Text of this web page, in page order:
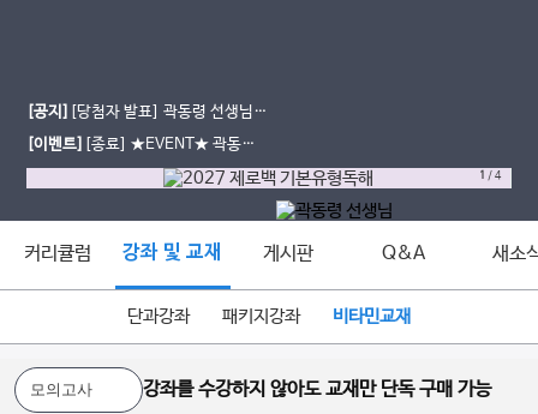
[공지] [당첨자 발표] 곽동령 선생님 6
월 모평 후기 이벤트
[이벤트] [종료] ★EVENT★ 곽동령
선생님과 함께한 6월 모평 후기 남기
1 /4
커리큘럼 강좌 및 교재 게시판 Q&A 새소
단과강좌 패키지강좌 비타민교재
강좌를 수강하지 않아도 교재만 단독 구매 가능